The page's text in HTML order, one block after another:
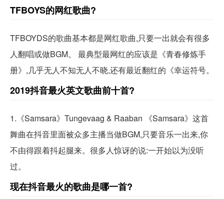
TFBOYS的网红歌曲?
TFBOYDS的歌曲基本都是网红歌曲,只要一出就会有很多
人翻唱或做BGM。 最典型最网红的应该是《青春修炼手
册》,几乎无人不知无人不晓,还有最近翻红的《幸运符号。
2019抖音最火英文歌曲前十首?
1.《Samsara》Tungevaag & Raaban 《Samsara》这首
舞曲在抖音里面被众多主播当做BGM,只要音乐一出来,你
不由得跟着抖起腿来。很多人惊讶的说:一开始以为没听
过。
现在抖音最火的歌曲是哪一首?